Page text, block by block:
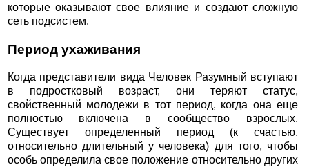
которые оказывают свое влияние и создают сложную
сеть подсистем.
Период ухаживания
Когда представители вида Человек Разумный вступают
в подростковый возраст, они теряют статус,
свойственный молодежи в тот период, когда она еще
полностью включена в сообщество взрослых.
Существует определенный период (к счастью,
относительно длительный у человека) для того, чтобы
особь определила свое положение относительно других